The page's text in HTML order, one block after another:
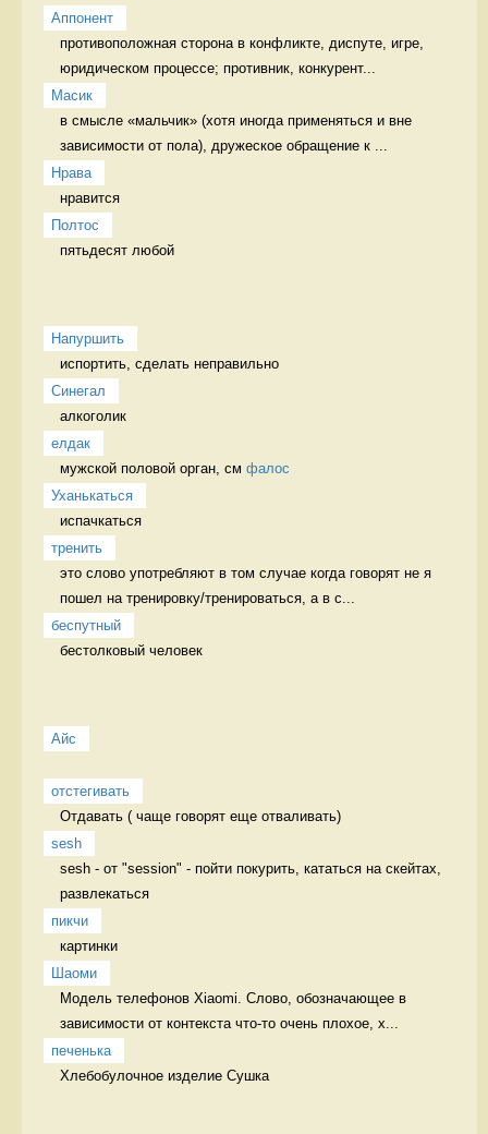
Аппонент
противоположная сторона в конфликте, диспуте, игре,
юридическом процессе; противник, конкурент...
Масик
в смысле «мальчик» (хотя иногда применяться и вне
зависимости от пола), дружеское обращение к ...
Нрава
нравится
Полтос
пятьдесят любой
Напуршить
испортить, сделать неправильно
Синегал
алкоголик
елдак
мужской половой орган, см фалос
Уханькаться
испачкаться
тренить
это слово употребляют в том случае когда говорят не я
пошел на тренировку/тренироваться, а в с...
беспутный
бестолковый человек
Айс
отстегивать
Отдавать ( чаще говорят еще отваливать)
sesh
sesh - от "session" - пойти покурить, кататься на скейтах,
развлекаться
пикчи
картинки
Шаоми
Модель телефонов Xiaomi. Слово, обозначающее в
зависимости от контекста что-то очень плохое, х...
печенька
Хлебобулочное изделие Сушка